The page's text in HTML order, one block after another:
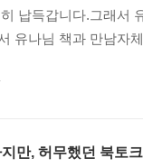
납득갑니다.그래서
유나님 책과 만남자
만, 허무했던 북토크